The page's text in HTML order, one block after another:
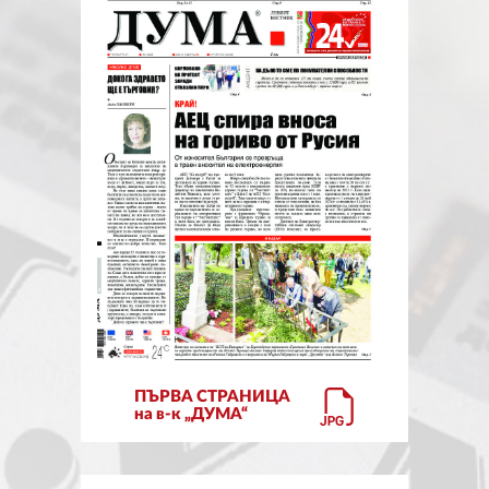
ПЪРВА СТРАНИЦА
на в-к „ДУМА“
ЗА НАС
АВТОРИ
РЕДАКЦИЯ
КОНТАКТИ
РЕКЛАМА
АБОНАМЕНТ
УСЛОВИЯ ЗА ПОЛЗВАНЕ
ПОЛИТИКА ЗА БИСКВИТКИТЕ
ПОЛИТИКАТА ЗА
ПОВЕРИТЕЛНОСТ